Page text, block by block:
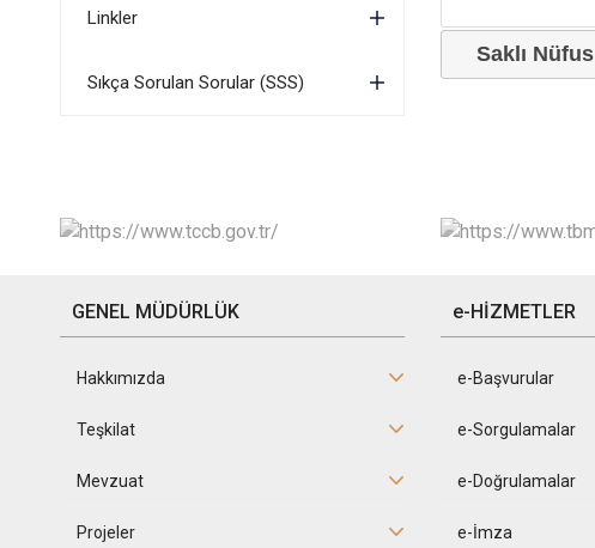
Linkler
Sıkça Sorulan Sorular (SSS)
Saklı Nüfus
GENEL MÜDÜRLÜK
Hakkımızda
Teşkilat
Mevzuat
Projeler
e-HİZMETLER
e-Başvurular
e-Sorgulamalar
e-Doğrulamalar
e-İmza